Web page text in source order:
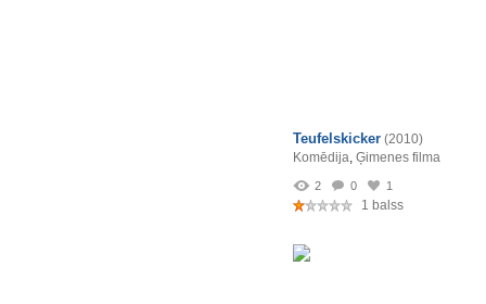
Teufelskicker (2010)
Komēdija, Ģimenes filma
2 0 1
1 balss